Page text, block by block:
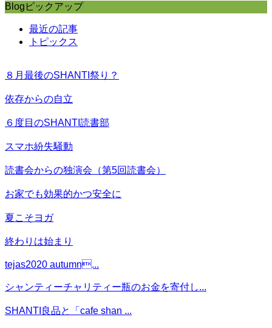
Blogピックアップ
最近の記事
トピックス
８月最後のSHANTI祭り？
依存からの自立
６度目のSHANTI読書部
スマホ紛失騒動
読書会からの独演会（第5回読書会）
お家でも効果的かつ安全に
夏こそヨガ
終わりは始まり
tejas2020 autumn...
シャンティーチャリティー瓶のお金を寄付し...
SHANTI良品と「cafe shan ...